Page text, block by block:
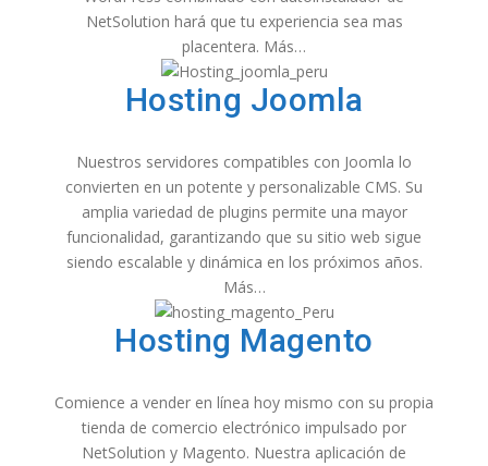
NetSolution hará que tu experiencia sea mas
placentera. Más…
Hosting Joomla
Nuestros servidores compatibles con Joomla lo
convierten en un potente y personalizable CMS. Su
amplia variedad de plugins permite una mayor
funcionalidad, garantizando que su sitio web sigue
siendo escalable y dinámica en los próximos años.
Más…
Hosting Magento
Comience a vender en línea hoy mismo con su propia
tienda de comercio electrónico impulsado por
NetSolution y Magento. Nuestra aplicación de